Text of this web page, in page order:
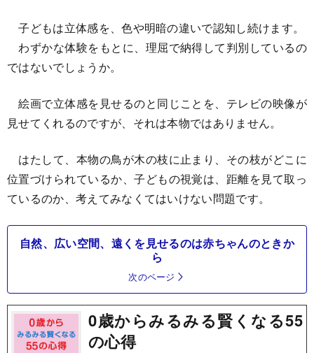
子どもは立体感を、色や明暗の違いで認知し続けます。
わずかな体験をもとに、理屈で納得して判別しているの
ではないでしょうか。
絵画で立体感を見せるのと同じことを、テレビの映像が
見せてくれるのですが、それは本物ではありません。
はたして、本物の鳥が木の枝に止まり、その枝がどこに
位置づけられているか、子どもの視覚は、距離を見て取っ
ているのか、考えてみなくてはいけない問題です。
自然、広い空間、遠くを見せるのは赤ちゃんのときか
ら
次のページ
0歳からみるみる賢くなる55
の心得